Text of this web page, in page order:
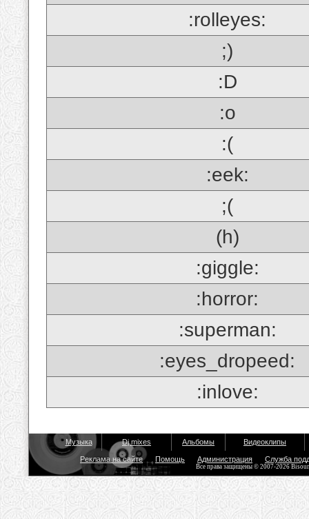
:rolleyes:
;)
:D
:o
:(
:eek:
;(
(h)
:giggle:
:horror:
:superman:
:eyes_dropeed:
:inlove:
Музыка Dj mixes Альбомы Видеоклипы
Реклама на сайте Помощь Администрация Служба
Все права защищены © 2007-2026